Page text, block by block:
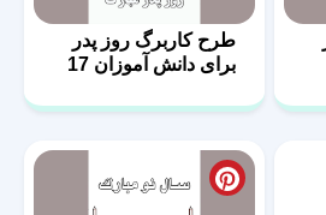
طرح کاربرگ روز پدر
برای دانش آموزان 17